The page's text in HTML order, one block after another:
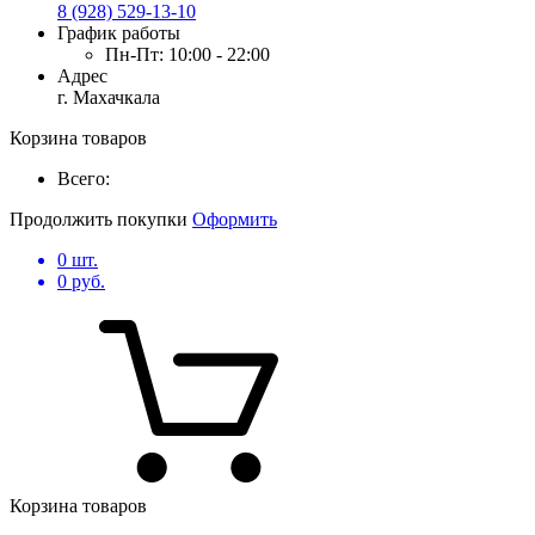
8 (928) 529-13-10
График работы
Пн-Пт: 10:00 - 22:00
Адрес
г. Махачкала
Корзина товаров
Всего:
Продолжить покупки Оформить
0 шт.
0 руб.
Корзина товаров